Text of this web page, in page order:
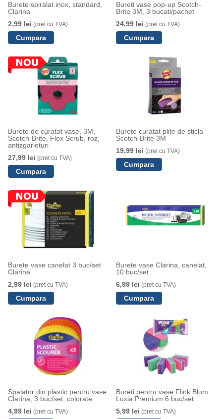
Burete spiralat inox, standard,
Clarina
2,99 lei (pret cu TVA)
Bureti vase pop-up Scotch-
Brite 3M, 3 bucati/pachet
24,99 lei (pret cu TVA)
Burete de curatat vase, 3M,
Scotch-Brite, Flex Scrub, roz,
antizgarieturi
27,99 lei (pret cu TVA)
Burete curatat plite de sticla
Scotch-Brite 3M
19,99 lei (pret cu TVA)
Burete vase canelat 3 buc/set
Clarina
2,99 lei (pret cu TVA)
Burete vase Clarina, canelat,
10 buc/set
6,99 lei (pret cu TVA)
Spalator din plastic pentru vase
Clarina, 3 buc/set, colorate
4,99 lei (pret cu TVA)
Bureti pentru vase Flink Blum
Luxia Premium 6 buc/set
5,99 lei (pret cu TVA)